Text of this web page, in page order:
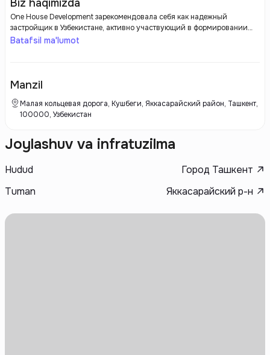
Biz haqimizda
One House Development зарекомендовала себя как надежный
застройщик в Узбекистане, активно участвующий в формировании
современного облика городов страны. Сосредоточив свои усилия на
Batafsil ma'lumot
Manzil
Малая кольцевая дорога, Кушбеги, Яккасарайский район, Ташкент,
100000, Узбекистан
Joylashuv va infratuzilma
Hudud
Город Ташкент
Tuman
Яккасарайский р-н